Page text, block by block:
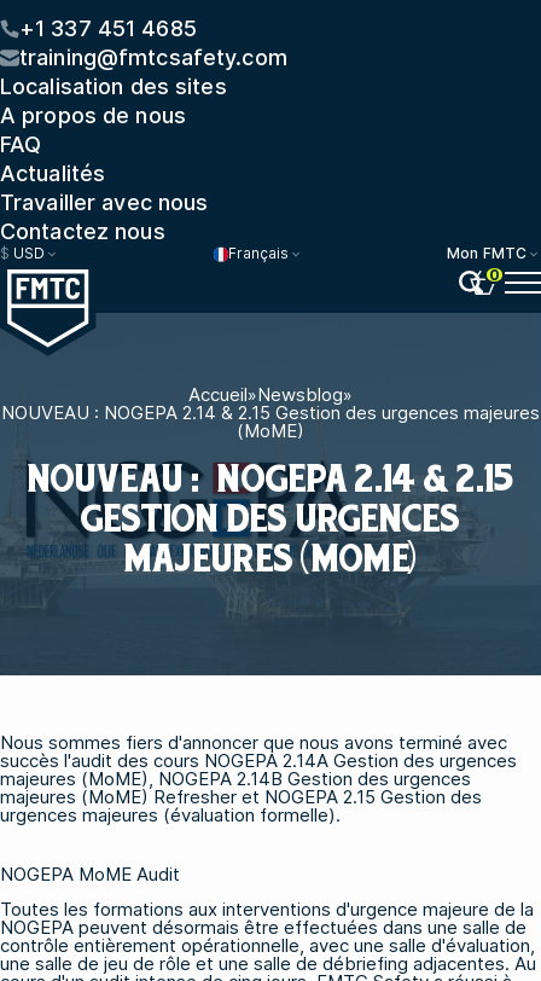
+1 337 451 4685
training@fmtcsafety.com
Localisation des sites
A propos de nous
FAQ
Actualités
Travailler avec nous
Contactez nous
$ USD Français
Mon FMTC
0
Accueil»Newsblog»
NOUVEAU : NOGEPA 2.14 & 2.15 Gestion des urgences majeures
(MoME)
NOUVEAU : NOGEPA 2.14 & 2.15
GESTION DES URGENCES
MAJEURES (MOME)
Nous sommes fiers d'annoncer que nous avons terminé avec
succès l'audit des cours NOGEPA 2.14A Gestion des urgences
majeures (MoME), NOGEPA 2.14B Gestion des urgences
majeures (MoME) Refresher et NOGEPA 2.15 Gestion des
urgences majeures (évaluation formelle).
NOGEPA MoME Audit
Toutes les formations aux interventions d'urgence majeure de la
NOGEPA peuvent désormais être effectuées dans une salle de
contrôle entièrement opérationnelle, avec une salle d'évaluation,
une salle de jeu de rôle et une salle de débriefing adjacentes. Au